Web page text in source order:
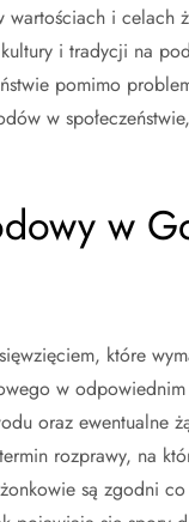
i
i tradycji na
pomimo
w
w
które
w
oraz ewentualne
rozprawy, na
są zgodni